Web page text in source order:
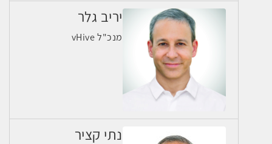
יריב גלר
מנכ"ל vHive
נתי קציר